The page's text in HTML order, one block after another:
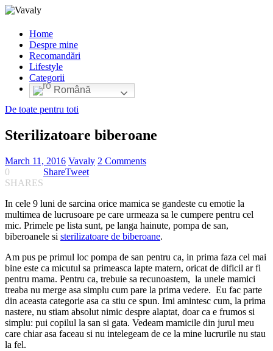
Home
Despre mine
Recomandări
Lifestyle
Categorii
Română
De toate pentru toti
Sterilizatoare biberoane
March 11, 2016 Vavaly 2 Comments
0
SHARES
ShareTweet
In cele 9 luni de sarcina orice mamica se gandeste cu emotie la
multimea de lucrusoare pe care urmeaza sa le cumpere pentru cel
mic. Primele pe lista sunt, pe langa hainute, pompa de san,
biberoanele si sterilizatoare de biberoane.
Am pus pe primul loc pompa de san pentru ca, in prima faza cel mai
bine este ca micutul sa primeasca lapte matern, oricat de dificil ar fi
pentru mama. Pentru ca, trebuie sa recunoastem, la unele mamici
treaba nu merge asa simplu cum pare la prima vedere. Eu fac parte
din aceasta categorie asa ca stiu ce spun. Imi amintesc cum, la prima
nastere, nu stiam absolut nimic despre alaptat, doar ca e frumos si
simplu: pui copilul la san si gata. Vedeam mamicile din jurul meu
care chiar asa faceau si nu intelegeam de ce la mine lucrurile nu stau
la fel.